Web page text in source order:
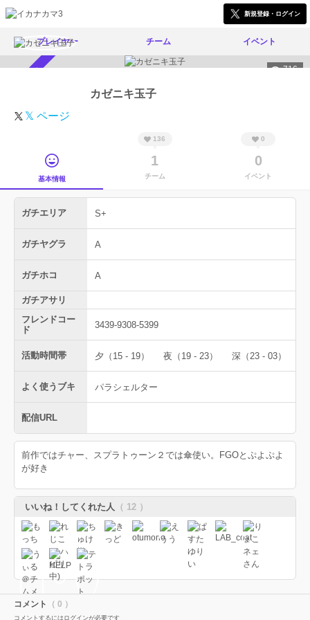
新規登録・ログイン
プレイヤー チーム イベント
716
カゼニキ玉子
𝕏 ページ
基本情報
136
1
チーム
0
0
イベント
ガチエリア S+
ガチヤグラ A
ガチホコ A
ガチアサリ
フレンドコー
ド
3439-9308-5399
活動時間帯 夕（15 - 19） 夜（19 - 23） 深（23 - 03）
よく使うブキ パラシェルター
配信URL
前作ではチャー、スプラトゥーン２では傘使い。FGOとぷよぷよ
が好き
いいね！してくれた人 （ 12 ）
コメント （ 0 ）
コメントするにはログインが必要です